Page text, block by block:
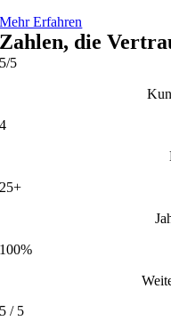
Mehr Erfahren
Zahlen, die
5/5
4
25+
100%
5 / 5